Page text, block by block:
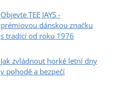
Objevte TEE JAYS -
prémiovou dánskou značku
s tradicí od roku 1976
Jak zvládnout horké letní dny
v pohodě a bezpečí